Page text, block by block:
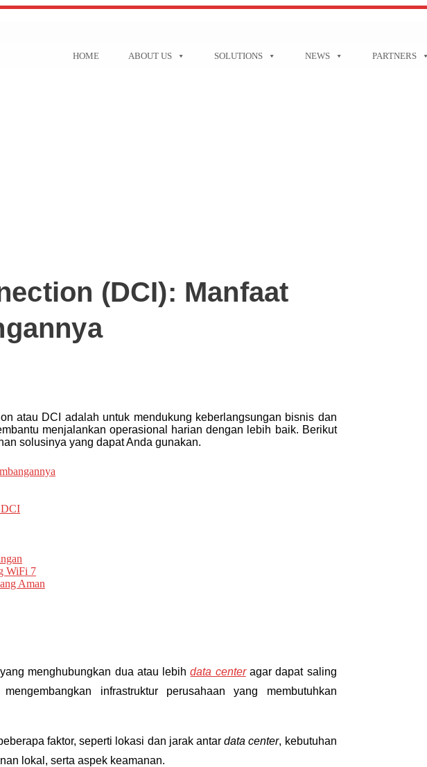
HOME ABOUT US SOLUTIONS NEWS PARTNERS
(DCI): Manfaat
atau DCI adalah untuk mendukung keberlangsungan bisnis dan
menjalankan operasional harian dengan lebih baik. Berikut
solusinya yang dapat Anda gunakan.
DCI
WiFi 7
Aman
menghubungkan dua atau lebihdata centeragar dapat saling
infrastruktur perusahaan yang membutuhkan
faktor, seperti lokasi dan jarak antardata center, kebutuhan
lokal, serta aspek keamanan.